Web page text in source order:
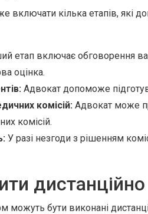
включати кілька етапів, які
етап включає обговорення
оцінка.
Адвокат допоможе
комісій: Адвокат може
комісій.
У разі незгоди з рішенням
дистанційно
можуть бути виконані